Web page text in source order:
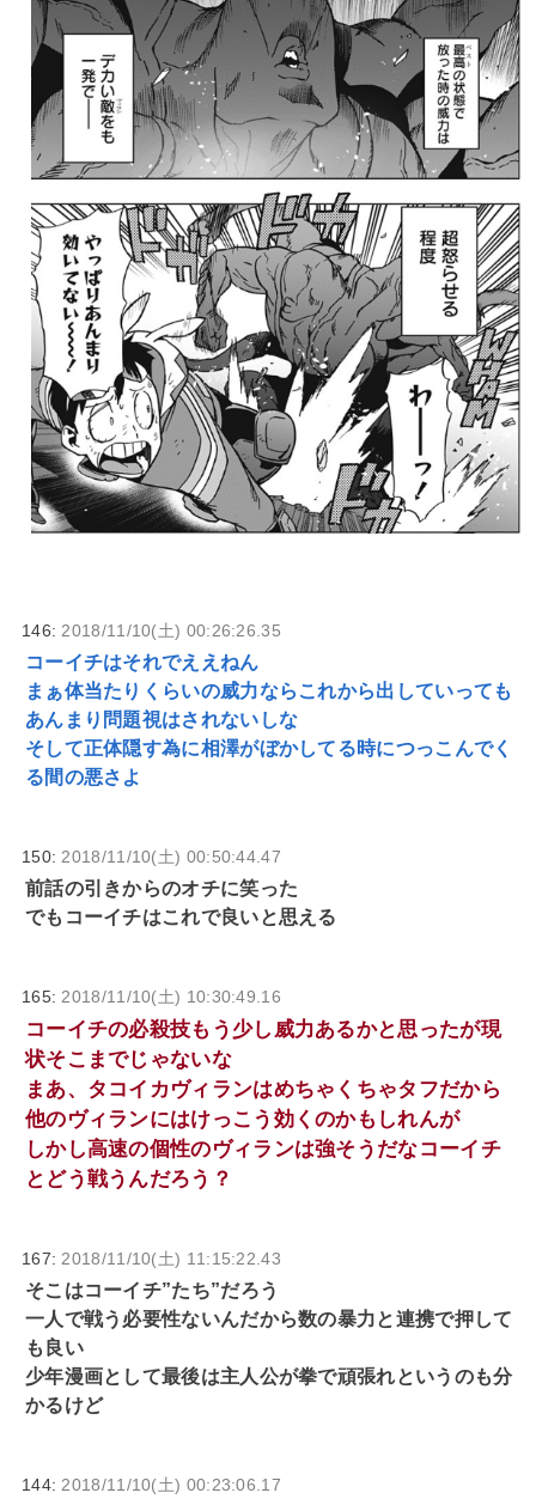
146: 2018/11/10(土) 00:26:26.35
コーイチはそれでええねん
まぁ体当たりくらいの威力ならこれから出していっても
あんまり問題視はされないしな
そして正体隠す為に相澤がぼかしてる時につっこんでく
る間の悪さよ
150: 2018/11/10(土) 00:50:44.47
前話の引きからのオチに笑った
でもコーイチはこれで良いと思える
165: 2018/11/10(土) 10:30:49.16
コーイチの必殺技もう少し威力あるかと思ったが現
状そこまでじゃないな
まあ、タコイカヴィランはめちゃくちゃタフだから
他のヴィランにはけっこう効くのかもしれんが
しかし高速の個性のヴィランは強そうだなコーイチ
とどう戦うんだろう？
167: 2018/11/10(土) 11:15:22.43
そこはコーイチ”たち”だろう
一人で戦う必要性ないんだから数の暴力と連携で押して
も良い
少年漫画として最後は主人公が拳で頑張れというのも分
かるけど
144: 2018/11/10(土) 00:23:06.17